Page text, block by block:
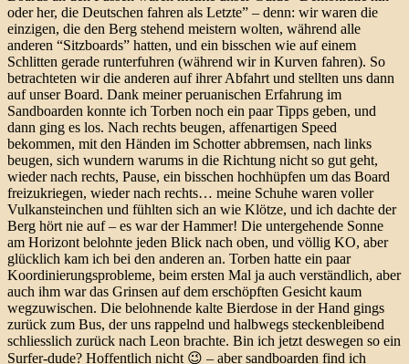
oder her, die Deutschen fahren als Letzte” – denn: wir waren die
einzigen, die den Berg stehend meistern wolten, während alle
anderen “Sitzboards” hatten, und ein bisschen wie auf einem
Schlitten gerade runterfuhren (während wir in Kurven fahren). So
betrachteten wir die anderen auf ihrer Abfahrt und stellten uns dann
auf unser Board. Dank meiner peruanischen Erfahrung im
Sandboarden konnte ich Torben noch ein paar Tipps geben, und
dann ging es los. Nach rechts beugen, affenartigen Speed
bekommen, mit den Händen im Schotter abbremsen, nach links
beugen, sich wundern warums in die Richtung nicht so gut geht,
wieder nach rechts, Pause, ein bisschen hochhüpfen um das Board
freizukriegen, wieder nach rechts… meine Schuhe waren voller
Vulkansteinchen und fühlten sich an wie Klötze, und ich dachte der
Berg hört nie auf – es war der Hammer! Die untergehende Sonne
am Horizont belohnte jeden Blick nach oben, und völlig KO, aber
glücklich kam ich bei den anderen an. Torben hatte ein paar
Koordinierungsprobleme, beim ersten Mal ja auch verständlich, aber
auch ihm war das Grinsen auf dem erschöpften Gesicht kaum
wegzuwischen. Die belohnende kalte Bierdose in der Hand gings
zurück zum Bus, der uns rappelnd und halbwegs steckenbleibend
schliesslich zurück nach Leon brachte. Bin ich jetzt deswegen so ein
Surfer-dude? Hoffentlich nicht 😉 – aber sandboarden find ich